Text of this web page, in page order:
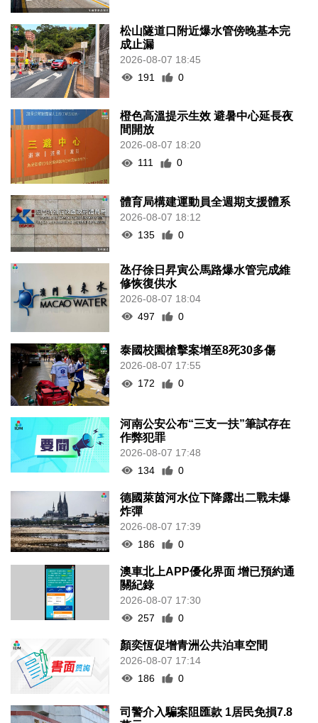
成止漏
2026-08-07 18:45
191
0
間開放
2026-08-07 18:20
111
0
2026-08-07 18:12
135
0
修恢復供水
2026-08-07 18:04
497
0
2026-08-07 17:55
172
0
作弊犯罪
2026-08-07 17:48
134
0
炸彈
2026-08-07 17:39
186
0
關紀錄
2026-08-07 17:30
257
0
2026-08-07 17:14
186
0
萬元